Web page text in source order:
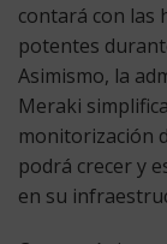
contará con las
potentes
Asimismo, la
Meraki
monitorización
podrá crecer y
en su